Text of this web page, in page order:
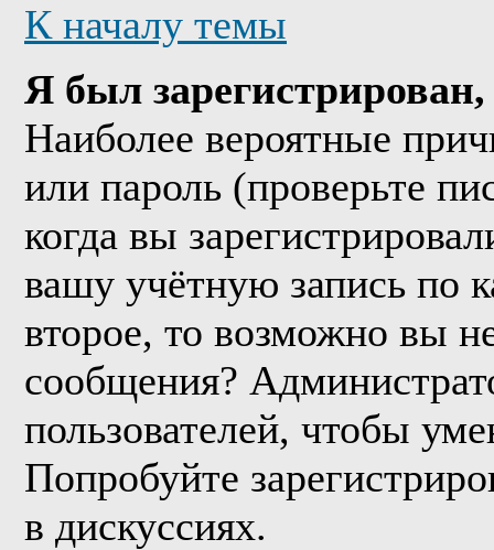
К началу темы
Я был
Наиболее вероятные
или пароль (проверьте
когда вы
вашу учётную запись по
второе, то возможно вы
сообщения?
пользователей, чтобы
Попробуйте
в дискуссиях.